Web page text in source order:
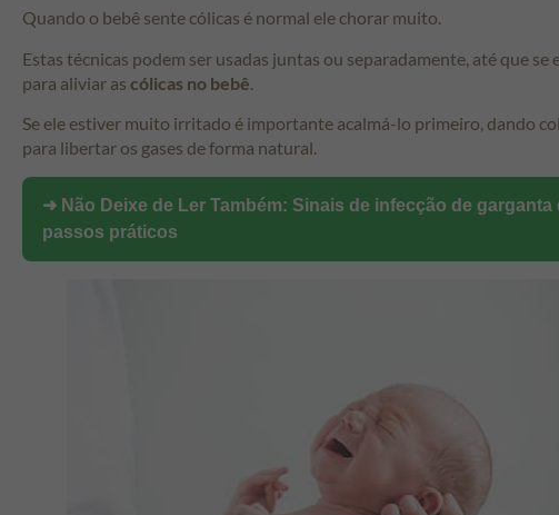
Quando o bebê sente cólicas é normal ele chorar muito.
Estas técnicas podem ser usadas juntas ou separadamente, até que
para aliviar as cólicas no bebê
Se ele estiver muito irritado é importante acalmá-lo primeiro, dando
para libertar os gases de forma natural.
➜ Não Deixe de Ler Também: Sinais de infecção de
passos práticos